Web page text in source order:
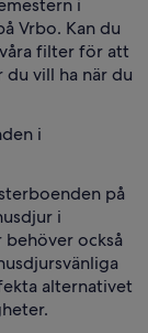
i
Vrbo. Kan du
filter för att
vill ha när du
i
på
i
behöver också
alternativet